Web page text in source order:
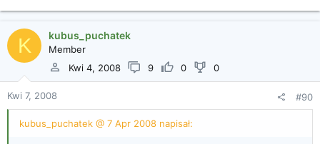
K kubus_puchatek
Member
Kwi 4, 2008
9 0 0
Kwi 7, 2008 #90
kubus_puchatek @ 7 Apr 2008 napisał: